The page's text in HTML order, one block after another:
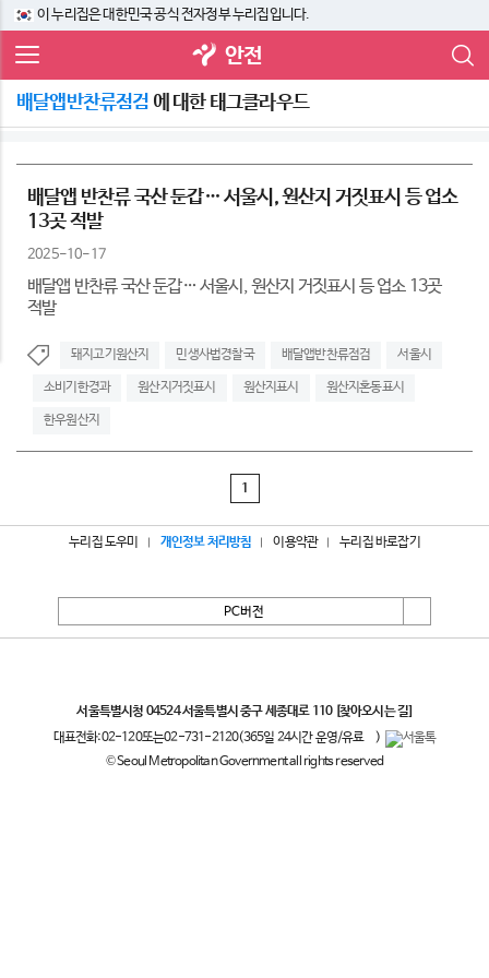
이 누리집은 대한민국 공식 전자정부 누리집입니다.
안전
배달앱반찬류점검 에 대한 태그클라우드
배달앱 반찬류 국산 둔갑… 서울시, 원산지 거짓표시 등 업소
13곳 적발
2025-10-17
배달앱 반찬류 국산 둔갑… 서울시, 원산지 거짓표시 등 업소 13곳
적발
돼지고기원산지 민생사법경찰국 배달앱반찬류점검 서울시
소비기한경과 원산지거짓표시 원산지표시 원산지혼동표시
한우원산지
1
누리집 도우미 개인정보 처리방침 이용약관 누리집 바로잡기
PC버전
서울특별시청 04524 서울특별시 중구 세종대로 110 [찾아오시는 길]
대표전화:02-120또는02-731-2120(365일 24시간 운영/유료
)
© Seoul Metropolitan Government all rights reserved